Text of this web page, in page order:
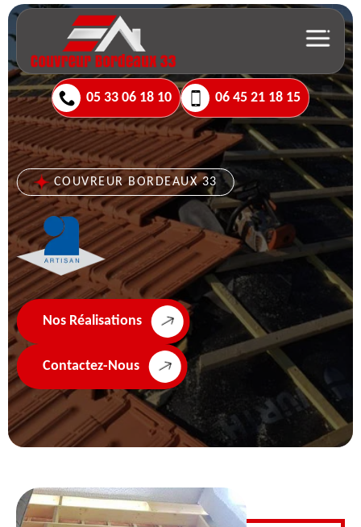
05 33 06 18 10 06 45 21 18 15
COUVREUR BORDEAUX 33
Nos Réalisations
Contactez-Nous